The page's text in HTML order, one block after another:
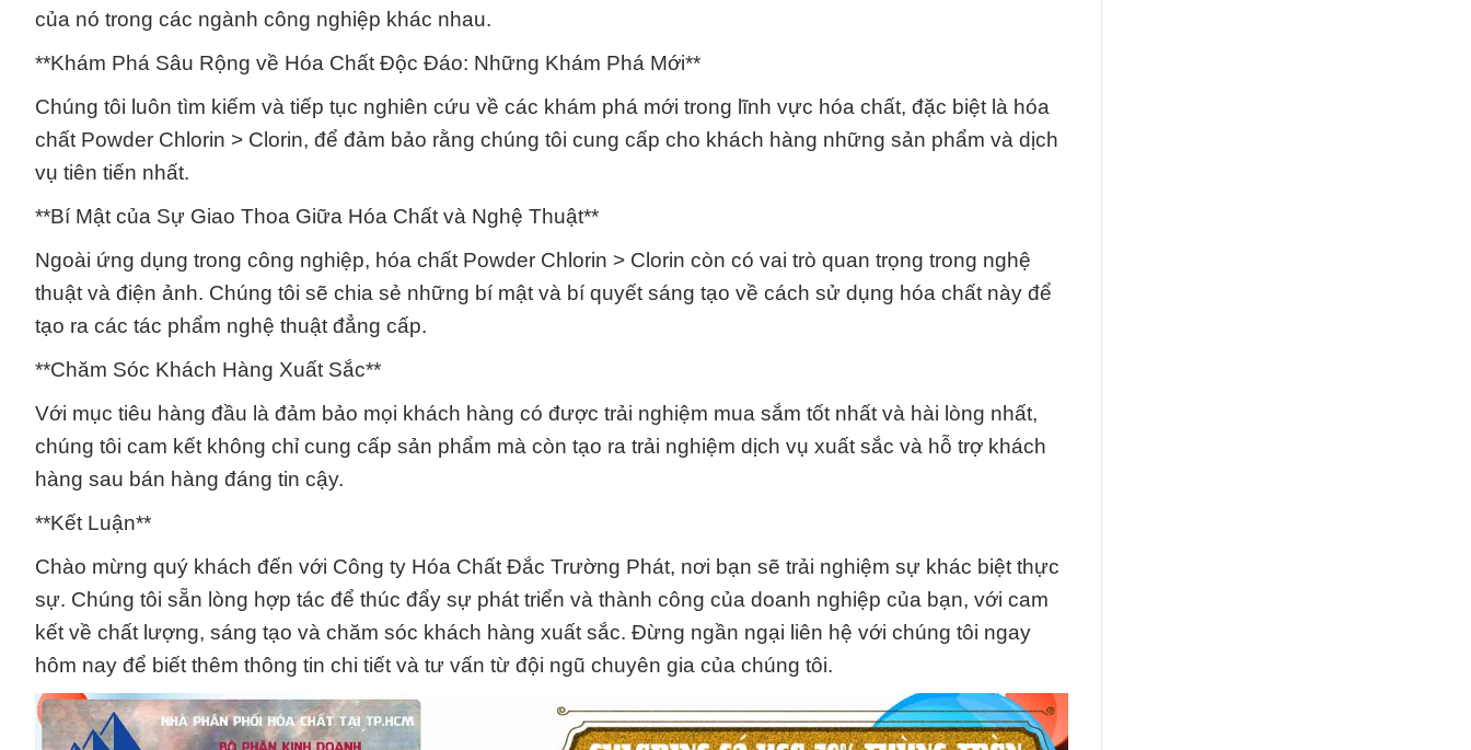
của nó trong các ngành công nghiệp khác nhau.
**Khám Phá Sâu Rộng về Hóa Chất Độc Đáo: Những Khám Phá Mới**
Chúng tôi luôn tìm kiếm và tiếp tục nghiên cứu về các khám phá mới trong lĩnh vực hóa chất, đặc biệt là hóa
chất Powder Chlorin > Clorin, để đảm bảo rằng chúng tôi cung cấp cho khách hàng những sản phẩm và dịch
vụ tiên tiến nhất.
**Bí Mật của Sự Giao Thoa Giữa Hóa Chất và Nghệ Thuật**
Ngoài ứng dụng trong công nghiệp, hóa chất Powder Chlorin > Clorin còn có vai trò quan trọng trong nghệ
thuật và điện ảnh. Chúng tôi sẽ chia sẻ những bí mật và bí quyết sáng tạo về cách sử dụng hóa chất này để
tạo ra các tác phẩm nghệ thuật đẳng cấp.
**Chăm Sóc Khách Hàng Xuất Sắc**
Với mục tiêu hàng đầu là đảm bảo mọi khách hàng có được trải nghiệm mua sắm tốt nhất và hài lòng nhất,
chúng tôi cam kết không chỉ cung cấp sản phẩm mà còn tạo ra trải nghiệm dịch vụ xuất sắc và hỗ trợ khách
hàng sau bán hàng đáng tin cậy.
**Kết Luận**
Chào mừng quý khách đến với Công ty Hóa Chất Đắc Trường Phát, nơi bạn sẽ trải nghiệm sự khác biệt thực
sự. Chúng tôi sẵn lòng hợp tác để thúc đẩy sự phát triển và thành công của doanh nghiệp của bạn, với cam
kết về chất lượng, sáng tạo và chăm sóc khách hàng xuất sắc. Đừng ngần ngại liên hệ với chúng tôi ngay
hôm nay để biết thêm thông tin chi tiết và tư vấn từ đội ngũ chuyên gia của chúng tôi.